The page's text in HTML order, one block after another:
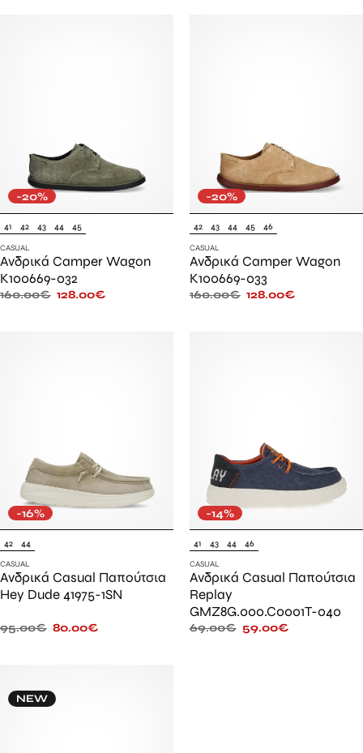
-20%
41 42 43 44 45
CASUAL
Ανδρικά Camper Wagon
K100669-032
160.00€ 128.00€
-20%
42 43 44 45 46
CASUAL
Ανδρικά Camper Wagon
K100669-033
160.00€ 128.00€
-16%
42 44
CASUAL
Ανδρικά Casual Παπούτσια
Hey Dude 41975-1SN
95.00€ 80.00€
-14%
41 43 44 46
CASUAL
Ανδρικά Casual Παπούτσια
Replay
GMZ8G.000.C0001T-040
69.00€ 59.00€
NEW